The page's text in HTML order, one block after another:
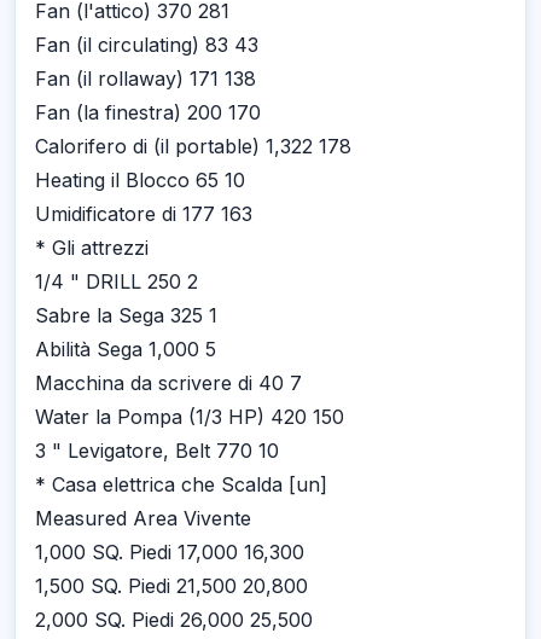
Fan (l'attico) 370 281
Fan (il circulating) 83 43
Fan (il rollaway) 171 138
Fan (la finestra) 200 170
Calorifero di (il portable) 1,322 178
Heating il Blocco 65 10
Umidificatore di 177 163
* Gli attrezzi
1/4 " DRILL 250 2
Sabre la Sega 325 1
Abilità Sega 1,000 5
Macchina da scrivere di 40 7
Water la Pompa (1/3 HP) 420 150
3 " Levigatore, Belt 770 10
* Casa elettrica che Scalda [un]
Measured Area Vivente
1,000 SQ. Piedi 17,000 16,300
1,500 SQ. Piedi 21,500 20,800
2,000 SQ. Piedi 26,000 25,500